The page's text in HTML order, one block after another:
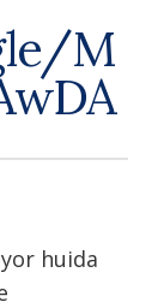
M
huida